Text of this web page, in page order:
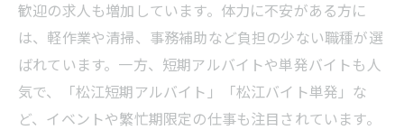
歓迎の求人も増加しています。体力に不安がある方に
は、軽作業や清掃、事務補助など負担の少ない職種が選
ばれています。一方、短期アルバイトや単発バイトも人
気で、「松江短期アルバイト」「松江バイト単発」な
ど、イベントや繁忙期限定の仕事も注目されています。